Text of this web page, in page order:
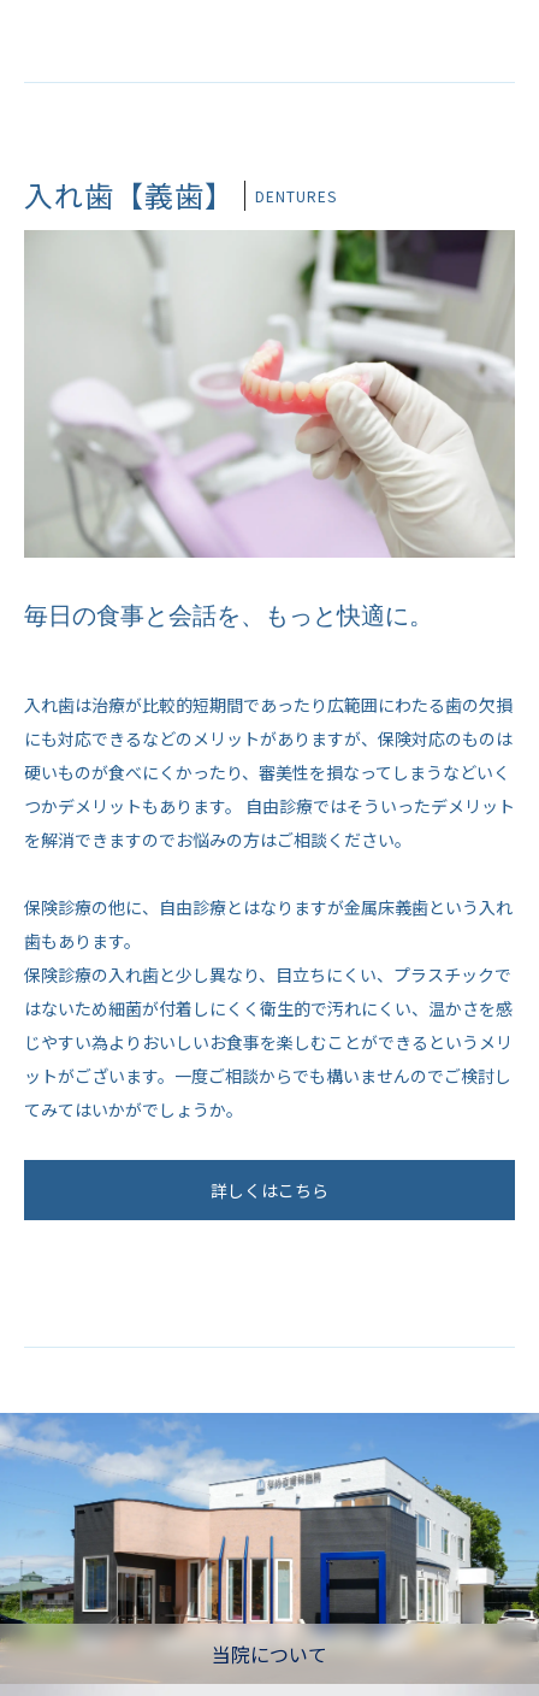
入れ歯【義歯】 DENTURES
毎日の食事と会話を、もっと快適に。
入れ歯は治療が比較的短期間であったり広範囲にわたる歯の欠損
にも対応できるなどのメリットがありますが、保険対応のものは
硬いものが食べにくかったり、審美性を損なってしまうなどいく
つかデメリットもあります。 自由診療ではそういったデメリット
を解消できますのでお悩みの方はご相談ください。
保険診療の他に、自由診療とはなりますが金属床義歯という入れ
歯もあります。
保険診療の入れ歯と少し異なり、目立ちにくい、プラスチックで
はないため細菌が付着しにくく衛生的で汚れにくい、温かさを感
じやすい為よりおいしいお食事を楽しむことができるというメリ
ットがございます。一度ご相談からでも構いませんのでご検討し
てみてはいかがでしょうか。
詳しくはこちら
当院について